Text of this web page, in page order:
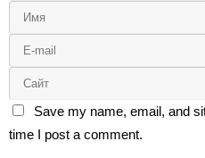
Save my name, email, and
time I post a comment.